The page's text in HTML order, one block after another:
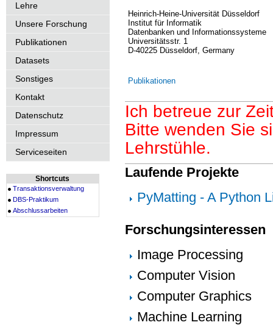
Lehre
Unsere Forschung
Publikationen
Datasets
Sonstiges
Kontakt
Datenschutz
Impressum
Serviceseiten
Shortcuts
Transaktionsverwaltung
DBS-Praktikum
Abschlussarbeiten
Heinrich-Heine-Universität Düsseldorf
Institut für Informatik
Datenbanken und Informationssysteme
Universitätsstr. 1
D-40225 Düsseldorf, Germany
Publikationen
Ich betreue zur
Bitte wenden Sie
Lehrstühle.
Laufende Projekte
PyMatting - A Python
Forschungsinteressen
Image Processing
Computer Vision
Computer Graphics
Machine Learning